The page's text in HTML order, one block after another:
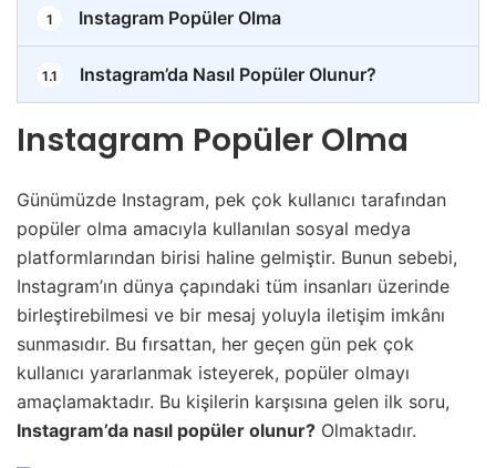
1 Instagram Popüler Olma
1.1 Instagram’da Nasıl Popüler Olunur?
Instagram Popüler Olma
Günümüzde Instagram, pek çok kullanıcı tarafından
popüler olma amacıyla kullanılan sosyal medya
platformlarından birisi haline gelmiştir. Bunun sebebi,
Instagram’ın dünya çapındaki tüm insanları üzerinde
birleştirebilmesi ve bir mesaj yoluyla iletişim imkânı
sunmasıdır. Bu fırsattan, her geçen gün pek çok
kullanıcı yararlanmak isteyerek, popüler olmayı
amaçlamaktadır. Bu kişilerin karşısına gelen ilk soru,
Instagram’da nasıl popüler olunur? Olmaktadır.